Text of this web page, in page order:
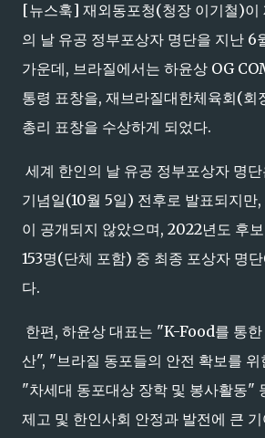
[뉴스훅] 재외동포청(청장 이기철)이
의 날 유공 정부포상자 명단을 지난 6
가운데, 브라질에서는 하윤상 OG
통령 표창을, 재브라질대한체육회(회
총리 표창을 수상하게 되었다.
세계 한인의 날 유공 정부포상자 명
기념일(10월 5일) 전후로 발표되지만
이 공개되지 않았으며, 2022년도 후
153명(단체 포함) 중 최종 포상자 명
다.
한편, 하윤상 대표는 "K-Food를 통
산", "브라질 동포들의 안전 확보를
"차세대 동포대상 장학 및 봉사활동"
제고 및 한인사회 안정과 발전에 큰